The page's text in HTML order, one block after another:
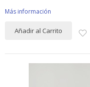
Más información
Añadir al Carrito